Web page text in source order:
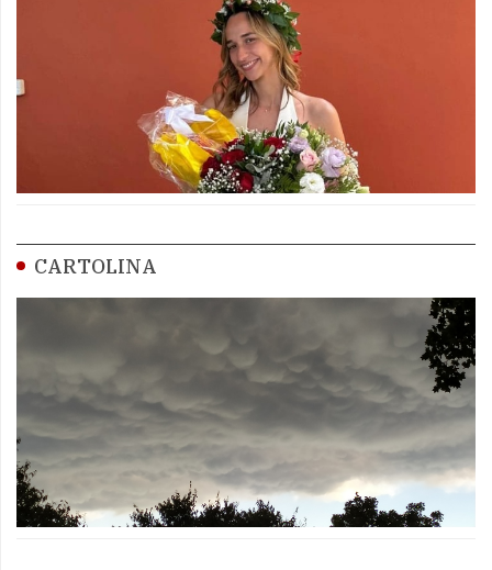
CARTOLINA